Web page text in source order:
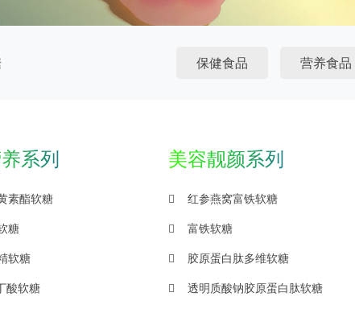
保健食品 营养食品
系列
素酯软糖
糖
软糖
酸软糖
美容靓颜系列
红参燕窝富铁软糖
富铁软糖
胶原蛋白肽多维软糖
透明质酸钠胶原蛋白肽软糖